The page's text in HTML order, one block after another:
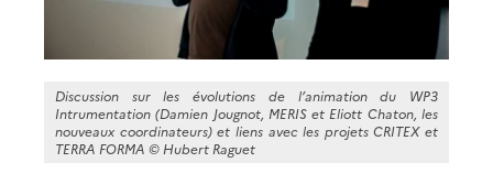
Discussion sur les évolutions de l’animation du WP3
Intrumentation (Damien Jougnot, MERIS et Eliott Chaton, les
nouveaux coordinateurs) et liens avec les projets CRITEX et
TERRA FORMA © Hubert Raguet